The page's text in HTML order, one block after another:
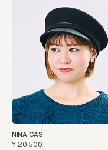
NINA CAS
¥20,500